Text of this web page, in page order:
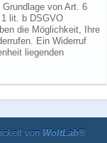
von Art. 6
lit. b DSGVO
die Möglichkeit, Ihre
Ein Widerruf
liegenden
von WoltLab®